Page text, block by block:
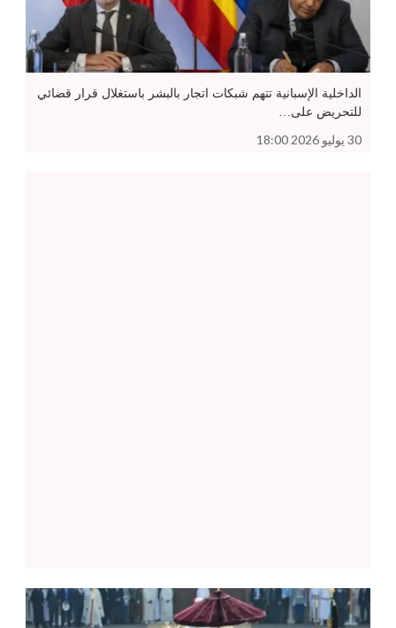
الداخلية الإسبانية تتهم شبكات اتجار بالبشر باستغلال قرار قضائي
للتحريض على…
30 يوليو 2026 18:00